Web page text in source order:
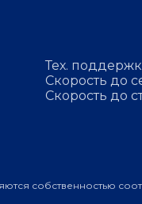
Тех.
Скорость до
Скорость до
собственностью